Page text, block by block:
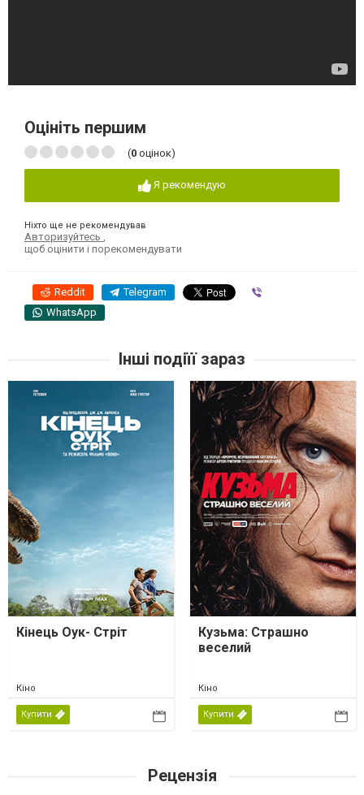
Оцініть першим
(0 оцінок)
Я рекомендую
Ніхто ще не рекомендував
Авторизуйтесь
щоб оцінити і порекомендувати
Reddit Telegram
WhatsApp
Інші подіїї зараз
Кінець Оук- Стріт
Кіно
Купити
Кузьма: Страшно
веселий
Кіно
Купити
Рецензія